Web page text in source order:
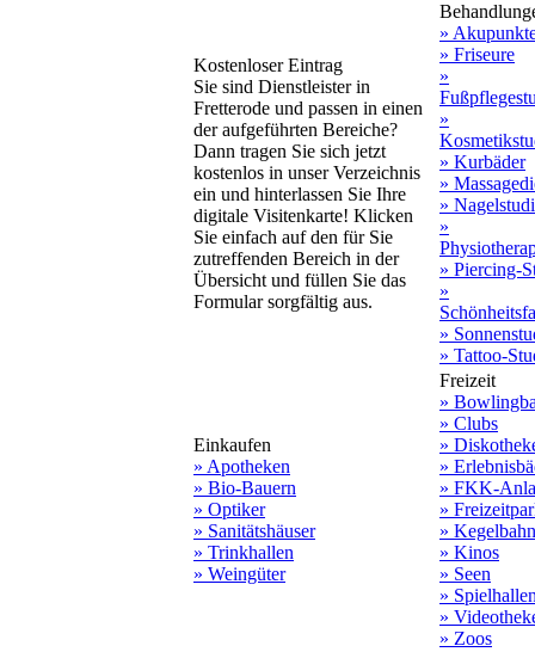
Kostenloser Eintrag
Sie sind Dienstleister in
Fretterode und passen in einen
der aufgeführten Bereiche?
Dann tragen Sie sich jetzt
kostenlos in unser Verzeichnis
ein und hinterlassen Sie Ihre
digitale Visitenkarte! Klicken
Sie einfach auf den für Sie
zutreffenden Bereich in der
Übersicht und füllen Sie das
Formular sorgfältig aus.
»
» Friseure
»
»
» Kurbäder
»
»
»
» Piercing-
»
»
» Tattoo-
Einkaufen
» Apotheken
» Bio-Bauern
» Optiker
» Sanitätshäuser
» Trinkhallen
» Weingüter
Freizeit
»
» Clubs
»
»
» FKK-
»
»
» Kinos
» Seen
»
»
» Zoos